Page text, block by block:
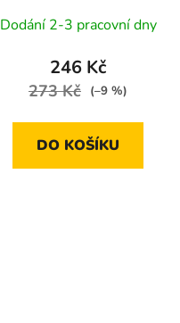
Dodání 2-3 pracovní dny
246 Kč
273 Kč (–9 %)
DO KOŠÍKU